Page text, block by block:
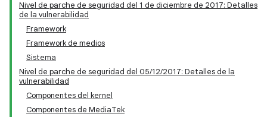
Nivel de parche de seguridad del 1 de diciembre de 2017: Detalles
de la vulnerabilidad
Framework
Framework de medios
Sistema
Nivel de parche de seguridad del 05/12/2017: Detalles de la
vulnerabilidad
Componentes del kernel
Componentes de MediaTek